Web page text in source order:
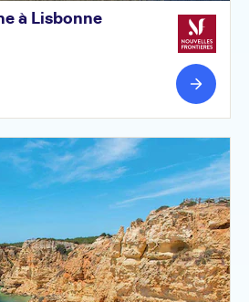
à Lisbonne